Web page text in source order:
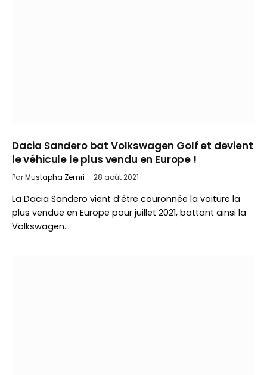
Dacia Sandero bat Volkswagen Golf et devient
le véhicule le plus vendu en Europe !
ParMustapha Zemri 28 août 2021
La Dacia Sandero vient d’être couronnée la voiture la
plus vendue en Europe pour juillet 2021, battant ainsi la
Volkswagen…